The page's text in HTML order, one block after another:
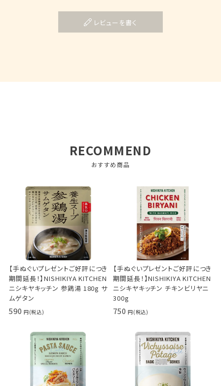
レビューを書く
RECOMMEND
おすすめ商品
【手ぬぐいプレゼントご好評につき
期間延長！】NISHIKIYA KITCHEN
ニシキヤキッチン 参鶏湯 180g サ
ムゲタン
590
【手ぬぐいプレゼントご好評につき
期間延長！】NISHIKIYA KITCHEN
ニシキヤキッチン チキンビリヤニ
300g
750